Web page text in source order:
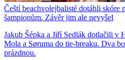
Čeští beachvolejbalisté dotáhli
šampionům. Závěr jim ale nevyšel
Jakub Šépka a Jiří Sedlák dotlačili v
Mola a Søruma do tie-breaku. Dva
prázdnou.